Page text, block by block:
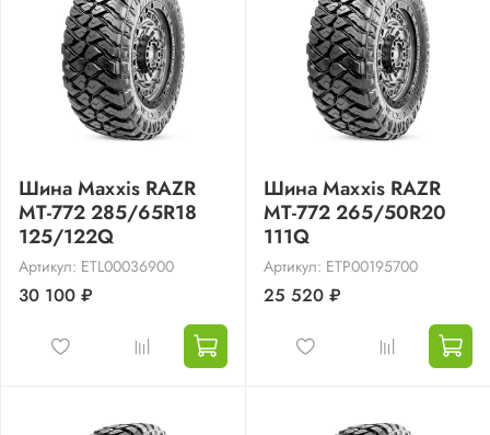
Шина Maxxis RAZR
MT-772 285/65R18
125/122Q
Артикул: ETL00036900
30 100 ₽
Шина Maxxis RAZR
MT-772 265/50R20
111Q
Артикул: ETP00195700
25 520 ₽